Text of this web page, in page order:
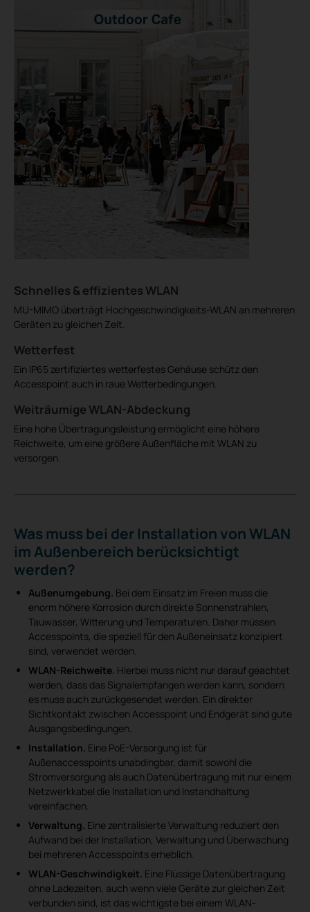
Schnelles & effizientes WLAN
MU-MIMO überträgt Hochgeschwindigkeits-WLAN an mehreren
Geräten zu gleichen Zeit.
Wetterfest
Ein IP65 zertifiziertes wetterfestes Gehäuse schütz den
Accesspoint auch in raue Wetterbedingungen.
Weiträumige WLAN-Abdeckung
Eine hohe Übertragungsleistung ermöglicht eine höhere
Reichweite, um eine größere Außenfläche mit WLAN zu
versorgen.
Was muss bei der Installation von WLAN
im Außenbereich berücksichtigt
werden?
Außenumgebung. Bei dem Einsatz im Freien muss die
enorm höhere Korrosion durch direkte Sonnenstrahlen,
Tauwasser, Witterung und Temperaturen. Daher müssen
Accesspoints, die speziell für den Außeneinsatz konzipiert
sind, verwendet werden.
WLAN-Reichweite. Hierbei muss nicht nur darauf geachtet
werden, dass das Signalempfangen werden kann, sondern
es muss auch zurückgesendet werden. Ein direkter
Sichtkontakt zwischen Accesspoint und Endgerät sind gute
Ausgangsbedingungen.
Installation. Eine PoE-Versorgung ist für
Außenaccesspoints unabdingbar, damit sowohl die
Stromversorgung als auch Datenübertragung mit nur einem
Netzwerkkabel die Installation und Instandhaltung
vereinfachen.
Verwaltung. Eine zentralisierte Verwaltung reduziert den
Aufwand bei der Installation, Verwaltung und Überwachung
bei mehreren Accesspoints erheblich.
WLAN-Geschwindigkeit. Eine Flüssige Datenübertragung
ohne Ladezeiten, auch wenn viele Geräte zur gleichen Zeit
verbunden sind, ist das wichtigste bei einem WLAN-